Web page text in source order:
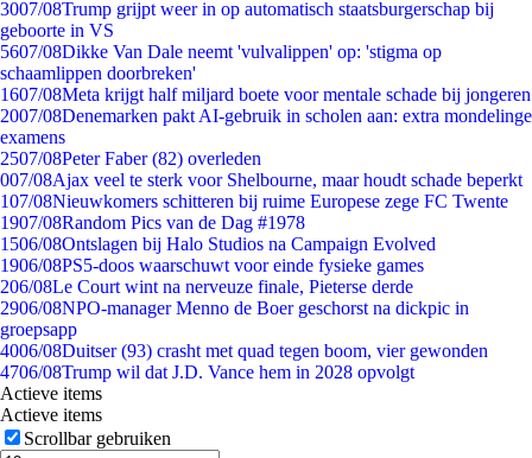
3007/08Trump grijpt weer in op automatisch staatsburgerschap bij
geboorte in VS
5607/08Dikke Van Dale neemt 'vulvalippen' op: 'stigma op
schaamlippen doorbreken'
1607/08Meta krijgt half miljard boete voor mentale schade bij jongeren
2007/08Denemarken pakt AI-gebruik in scholen aan: extra mondelinge
examens
2507/08Peter Faber (82) overleden
007/08Ajax veel te sterk voor Shelbourne, maar houdt schade beperkt
107/08Nieuwkomers schitteren bij ruime Europese zege FC Twente
1907/08Random Pics van de Dag #1978
1506/08Ontslagen bij Halo Studios na Campaign Evolved
1906/08PS5-doos waarschuwt voor einde fysieke games
206/08Le Court wint na nerveuze finale, Pieterse derde
2906/08NPO-manager Menno de Boer geschorst na dickpic in
groepsapp
4006/08Duitser (93) crasht met quad tegen boom, vier gewonden
4706/08Trump wil dat J.D. Vance hem in 2028 opvolgt
Actieve items
Actieve items
Scrollbar gebruiken